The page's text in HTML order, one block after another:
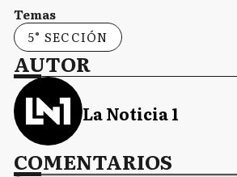
Temas
5° SECCIÓN
AUTOR
La Noticia 1
COMENTARIOS